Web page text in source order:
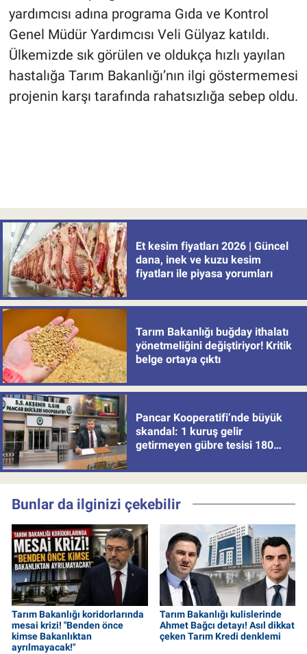
yardımcısı adına programa Gıda ve Kontrol
Genel Müdür Yardımcısı Veli Gülyaz katıldı.
Ülkemizde sık görülen ve oldukça hızlı yayılan
hastalığa Tarım Bakanlığı’nın ilgi göstermemesi
projenin karşı tarafında rahatsızlığa sebep oldu.
Et kesim fiyatları 2026 | Güncel
dana, inek ve kuzu kesim
fiyatları ile piyasa yorumları
Tarım Bakanlığı buğday ithalatı
yönetmeliğini değiştiriyor! Kritik
belge ortaya çıktı
Pancar Kooperatifi’nde büyük
skandal: 1 kuruş gelir
getirmeyen gübre tesisi 180
Bunlar da ilginizi çekebilir
Tarım Bakanlığı koridorlarında
mesai krizi! "Benden önce
kimse Bakanlıktan
ayrılmayacak!"
Tarım Bakanlığı kulislerinde
Ahmet Bağcı detayı! Asıl dikkat
çeken Tarım Kredi denklemi